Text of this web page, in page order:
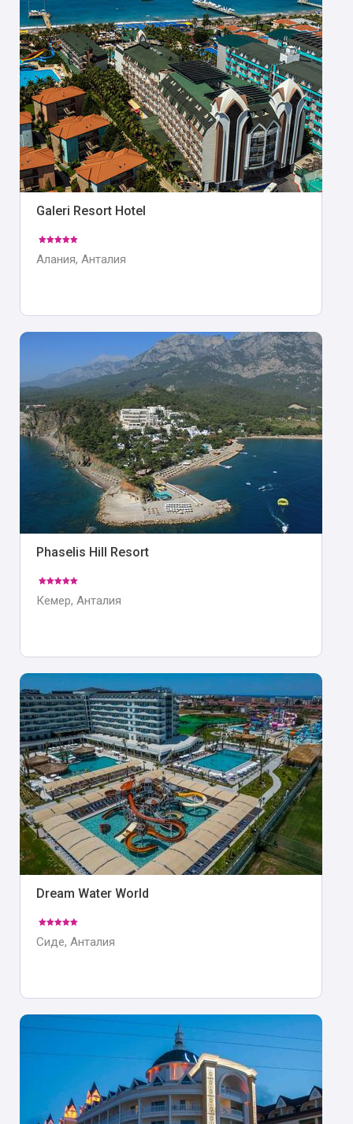
Galeri Resort Hotel
Алания, Анталия
Phaselis Hill Resort
Кемер, Анталия
Dream Water World
Сиде, Анталия